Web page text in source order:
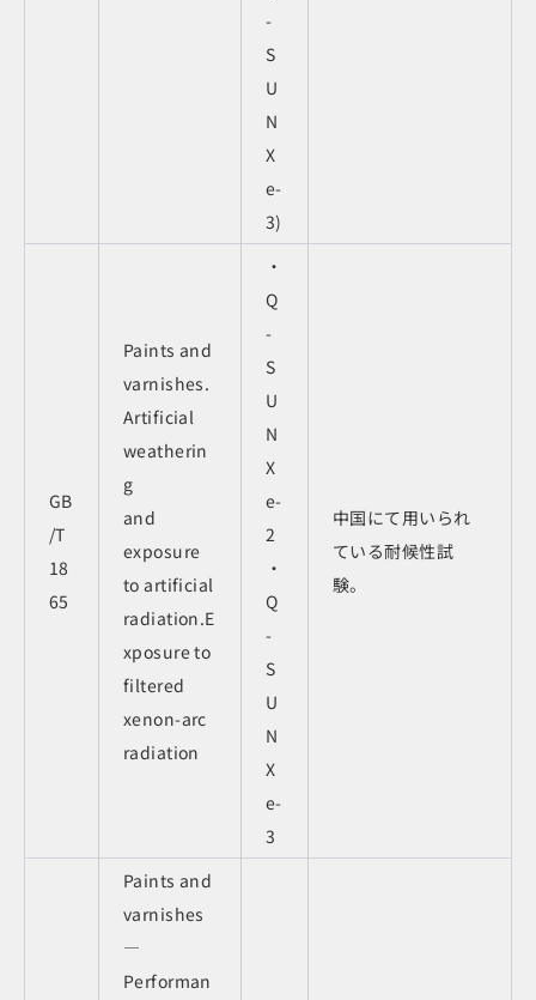
-
S
U
N
X
e-
3)
GB
/T
18
65
Paints and
varnishes.
Artificial
weatherin
g
and
exposure
to artificial
radiation.E
xposure to
filtered
xenon-arc
radiation
・
Q
-
S
U
N
X
e-
2
・
Q
-
S
U
N
X
e-
3
中国にて用いられ
ている耐候性試
験。
Paints and
varnishes
—
Performan